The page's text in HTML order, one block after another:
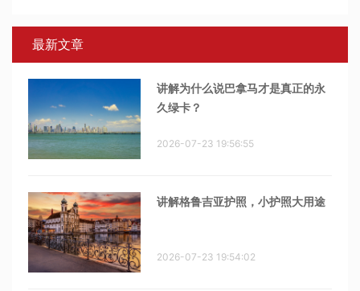
最新文章
讲解为什么说巴拿马才是真正的永
久绿卡？
2026-07-23 19:56:55
讲解格鲁吉亚护照，小护照大用途
2026-07-23 19:54:02